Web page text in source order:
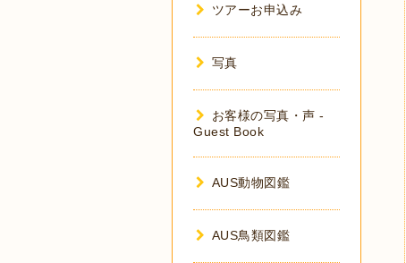
ツアーお申込み
写真
お客様の写真・声 -
Guest Book
AUS動物図鑑
AUS鳥類図鑑